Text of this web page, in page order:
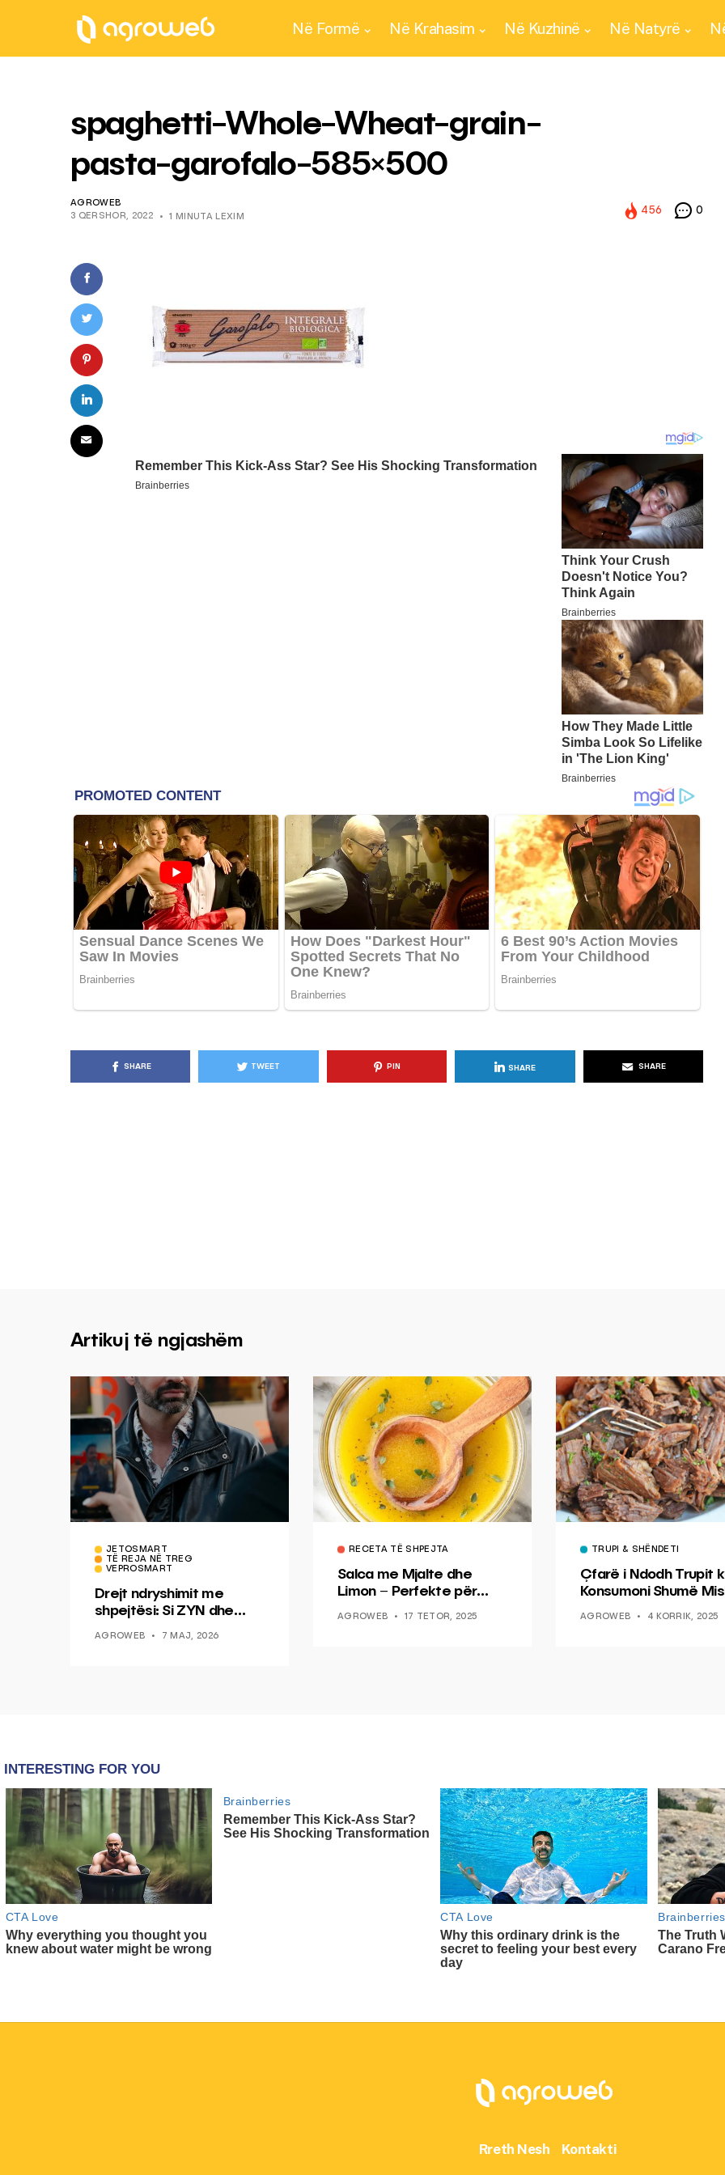
Në Formë Në Krahasim Në Kuzhinë Në Natyrë
spaghetti-Whole-Wheat-grain-
pasta-garofalo-585×500
AGROWEB
3 QERSHOR, 2022
1 MINUTA LEXIM
456 0
SHARE TWEET PIN SHARE SHARE
Letrën e Aluminit për Ruajtjen
e Ushqimeve
AGROWEB 7 QERSHOR, 2025
KËSHILLA & IDE
Rreziqet dhe Problemet që
Vijnë Nga Akulloret e
Vjetëruara
AGROWEB 10 QERSHOR, 2025
Artikuj të ngjashëm
JETOSMART
TË REJA NË TREG
VEPROSMART
Drejt ndryshimit me
shpejtësi: Si ZYN dhe
epokë të re pa tym
AGROWEB 7 MAJ, 2026
RECETA TË SHPEJTA
Salca me Mjalte dhe
Limon – Perfekte për
AGROWEB 17 TETOR, 2025
TRUPI & SHËNDETI
Çfarë i Ndodh Trupit
Konsumoni Shumë
AGROWEB 4 KORRIK, 2025
Rreth Nesh Kontakti